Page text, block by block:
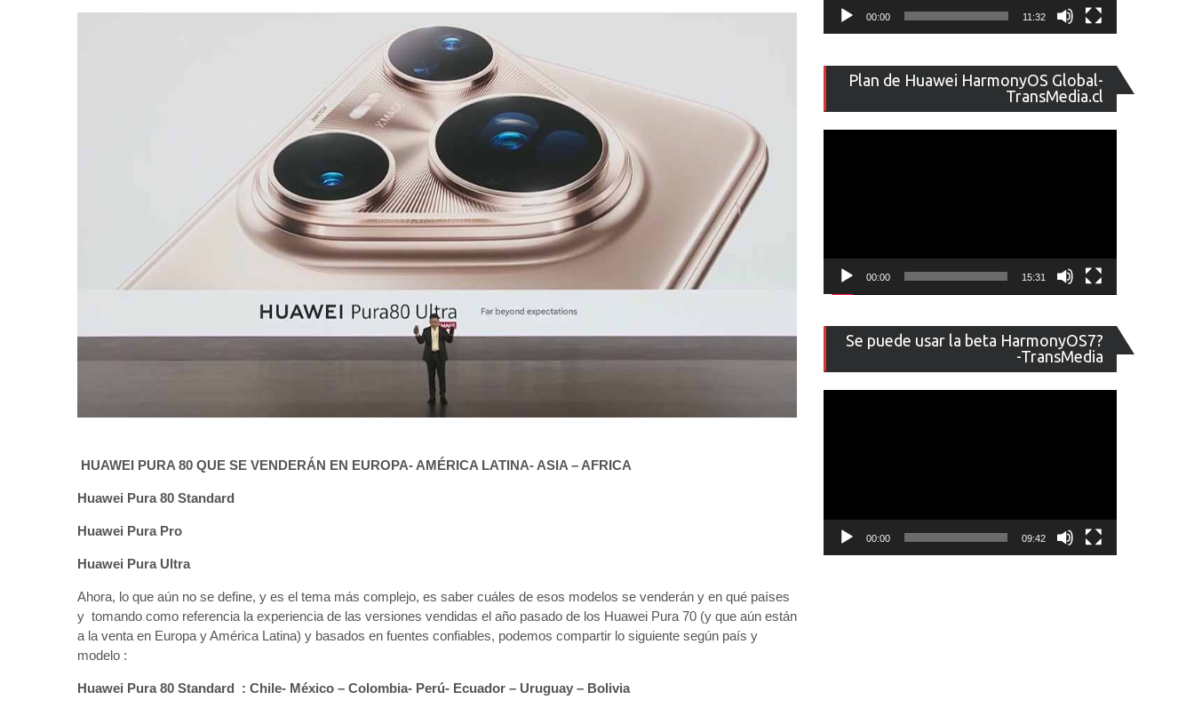
HUAWEI PURA 80 QUE SE VENDERÁN EN EUROPA- AMÉRICA LATINA- ASIA – AFRICA
Huawei Pura 80 Standard
Huawei Pura Pro
Huawei Pura Ultra
Ahora, lo que aún no se define, y es el tema más complejo, es saber cuáles de esos modelos se venderán y en qué países
y tomando como referencia la experiencia de las versiones vendidas el año pasado de los Huawei Pura 70 (y que aún están
a la venta en Europa y América Latina) y basados en fuentes confiables, podemos compartir lo siguiente según país y
modelo :
Huawei Pura 80 Standard : Chile- México – Colombia- Perú- Ecuador – Uruguay – Bolivia
00:00 11:32
Plan de Huawei HarmonyOS Global-
TransMedia.cl
de
vídeo
00:00 15:31
Se puede usar la beta HarmonyOS7?
-TransMedia
de
vídeo
00:00 09:42